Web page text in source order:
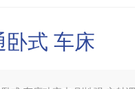
卧式 车床